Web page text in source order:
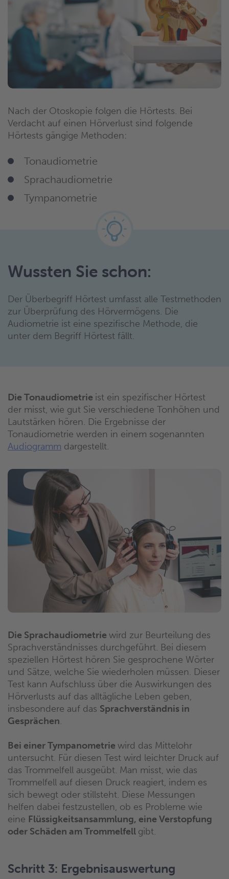
Nach der Otoskopie folgen die Hörtests. Bei
Verdacht auf einen Hörverlust sind folgende
Hörtests gängige Methoden:
Tonaudiometrie
Sprachaudiometrie
Tympanometrie
Wussten Sie schon:
Der Überbegriff Hörtest umfasst alle Testmethoden
zur Überprüfung des Hörvermögens. Die
Audiometrie ist eine spezifische Methode, die
unter dem Begriff Hörtest fällt.
Die Tonaudiometrie ist ein spezifischer Hörtest
der misst, wie gut Sie verschiedene Tonhöhen und
Lautstärken hören. Die Ergebnisse der
Tonaudiometrie werden in einem sogenannten
Audiogramm dargestellt.
Die Sprachaudiometrie wird zur Beurteilung des
Sprachverständnisses durchgeführt. Bei diesem
speziellen Hörtest hören Sie gesprochene Wörter
und Sätze, welche Sie wiederholen müssen. Dieser
Test kann Aufschluss über die Auswirkungen des
Hörverlusts auf das alltägliche Leben geben,
insbesondere auf das Sprachverständnis in
Gesprächen.
Bei einer Tympanometrie wird das Mittelohr
untersucht. Für diesen Test wird leichter Druck auf
das Trommelfell ausgeübt. Man misst, wie das
Trommelfell auf diesen Druck reagiert, indem es
sich bewegt oder stillsteht. Diese Messungen
helfen dabei festzustellen, ob es Probleme wie
eine Flüssigkeitsansammlung, eine Verstopfung
oder Schäden am Trommelfell gibt.
Schritt 3: Ergebnisauswertung